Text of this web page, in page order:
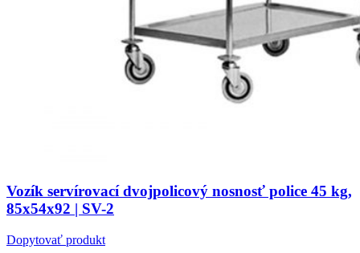
Vozík servírovací dvojpolicový nosnosť police 45 kg,
85x54x92 | SV-2
Dopytovať produkt